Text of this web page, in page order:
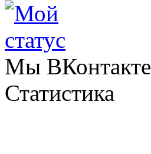
Мы ВКонтакте
Статистика